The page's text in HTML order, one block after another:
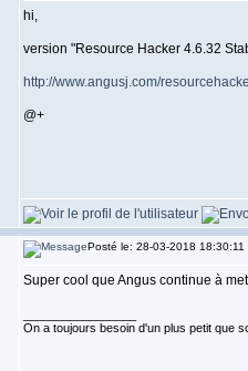
hi,
version "Resource Hacker 4.6.32
http://www.angusj.com/
@+
Posté le: 28-03-2018 18:30:11
Super cool que Angus continue à
On a toujours besoin d'un plus petit que